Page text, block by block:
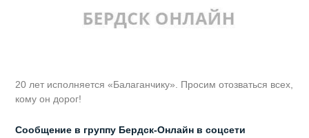
20 лет исполняется «Балаганчику». Просим отозваться всех,
кому он дорог!
Сообщение в группу Бердск-Онлайн в соцсети